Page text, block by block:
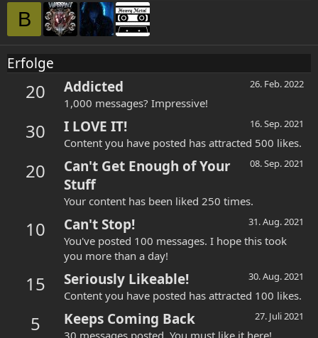
B
Erfolge
20 26. Feb. 2022
Addicted
1,000 messages? Impressive!
30 16. Sep. 2021
I LOVE IT!
Content you have posted has attracted 500 likes.
20 08. Sep. 2021
Can't Get Enough of Your
Stuff
Your content has been liked 250 times.
10 31. Aug. 2021
Can't Stop!
You've posted 100 messages. I hope this took
you more than a day!
15 30. Aug. 2021
Seriously Likeable!
Content you have posted has attracted 100 likes.
5 27. Juli 2021
Keeps Coming Back
30 messages posted. You must like it here!